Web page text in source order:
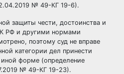
№ 49-КГ 19-6).
защиты чести, достоинства и
РФ и другими нормами
поэтому суд не вправе
категории дел принести
форме (определение
№ 49-КГ 19-23).